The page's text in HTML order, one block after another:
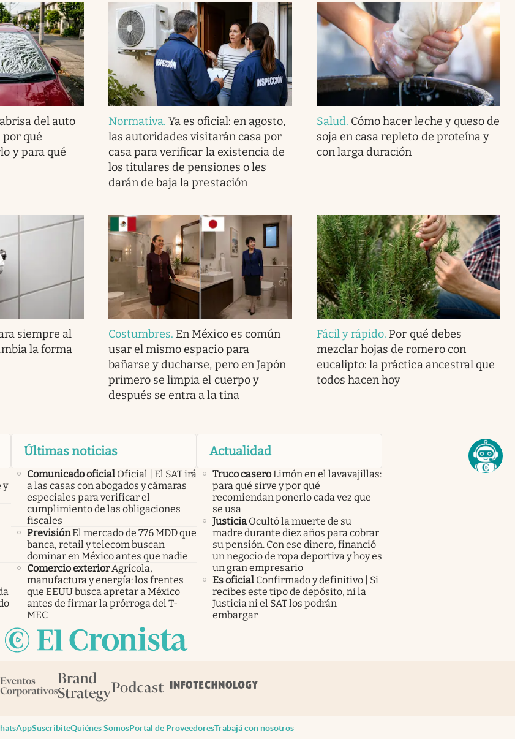
del auto
qué
y para qué
Normativa.Ya es oficial: en agosto,
las autoridades visitarán casa por
casa para verificar la existencia de
los titulares de pensiones o les
darán de baja la prestación
Salud. Cómo hacer leche y queso de
soja en casa repleto de proteína y
con larga duración
siempre al
la forma
Costumbres. En México es común
usar el mismo espacio para
bañarse y ducharse, pero en Japón
primero se limpia el cuerpo y
después se entra a la tina
Fácil y rápido. Por qué debes
mezclar hojas de romero con
eucalipto: la práctica ancestral que
todos hacen hoy
y
Últimas noticias
Comunicado oficial Oficial | El SAT irá
a las casas con abogados y cámaras
especiales para verificar el
cumplimiento de las obligaciones
fiscales
PrevisiónEl mercado de 776 MDD que
banca, retail y telecom buscan
dominar en México antes que nadie
Comercio exterior Agrícola,
manufactura y energía: los frentes
que EEUU busca apretar a México
antes de firmar la prórroga del T-
MEC
Actualidad
Truco caseroLimón en el lavavajillas:
para qué sirve y por qué
recomiendan ponerlo cada vez que
se usa
Justicia Ocultó la muerte de su
madre durante diez años para cobrar
su pensión. Con ese dinero, financió
un negocio de ropa deportiva y hoy es
un gran empresario
Es oficial Confirmado y definitivo | Si
recibes este tipo de depósito, ni la
Justicia ni el SAT los podrán
embargar
SuscribiteQuiénes SomosPortal de ProveedoresTrabajá con nosotros